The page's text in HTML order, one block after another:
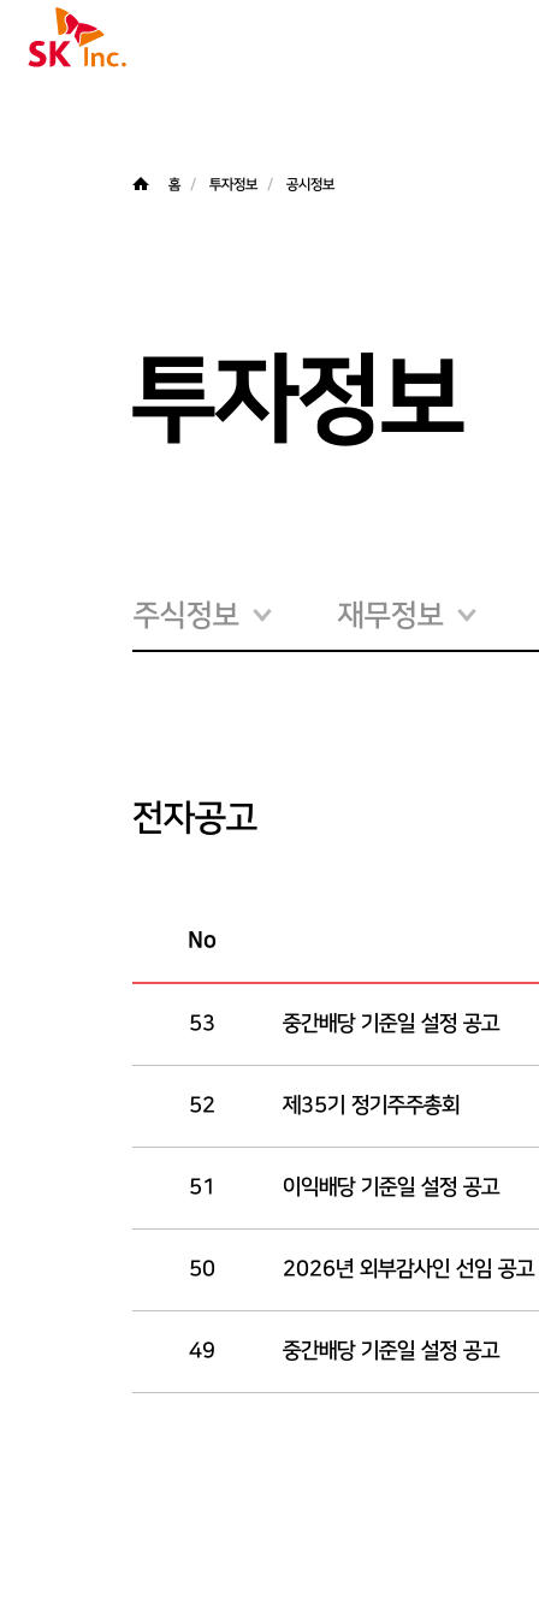
SK주식회사
홈 투자정보 공시정보
투자정보
주식정보 재무정보
전자공고
No
53 중간배당 기준일 설정 공고
52 제35기 정기주주총회
51 이익배당 기준일 설정 공고
50 2026년 외부감사인 선임 공고
49 중간배당 기준일 설정 공고